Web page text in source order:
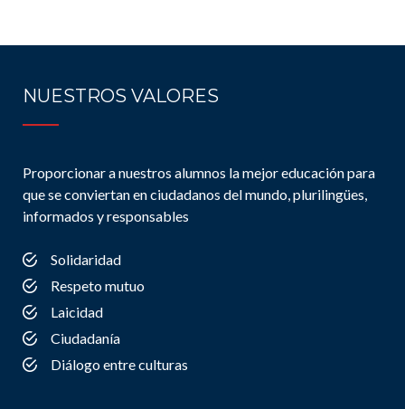
NUESTROS VALORES
Proporcionar a nuestros alumnos la mejor educación para
que se conviertan en ciudadanos del mundo, plurilingües,
informados y responsables
Solidaridad
Respeto mutuo
Laicidad
Ciudadanía
Diálogo entre culturas